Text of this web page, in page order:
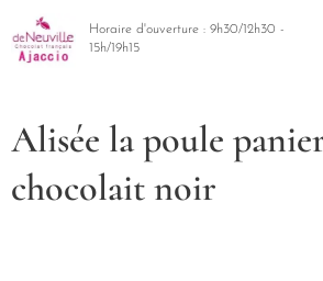
Horaire d'ouverture : 9h30/12h30 -
15h/19h15
Alisée la poule
chocolait noir